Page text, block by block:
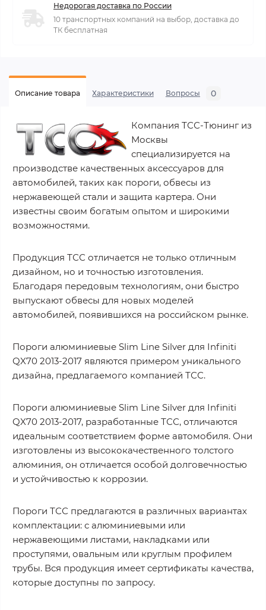
Недорогая доставка по России
10 транспортных компаний на выбор, доставка до
ТК бесплатная
Описание товара Характеристики Вопросы 0
Компания ТСС-Тюнинг из
Москвы
специализируется на
производстве качественных аксессуаров для
автомобилей, таких как пороги, обвесы из
нержавеющей стали и защита картера. Они
известны своим богатым опытом и широкими
возможностями.
Продукция ТСС отличается не только отличным
дизайном, но и точностью изготовления.
Благодаря передовым технологиям, они быстро
выпускают обвесы для новых моделей
автомобилей, появившихся на российском рынке.
Пороги алюминиевые Slim Line Silver для Infiniti
QX70 2013-2017 являются примером уникального
дизайна, предлагаемого компанией ТСС.
Пороги алюминиевые Slim Line Silver для Infiniti
QX70 2013-2017, разработанные ТСС, отличаются
идеальным соответствием форме автомобиля. Они
изготовлены из высококачественного толстого
алюминия, он отличается особой долговечностью
и устойчивостью к коррозии.
Пороги ТСС предлагаются в различных вариантах
комплектации: с алюминиевыми или
нержавеющими листами, накладками или
проступями, овальным или круглым профилем
трубы. Вся продукция имеет сертификаты качества,
которые доступны по запросу.